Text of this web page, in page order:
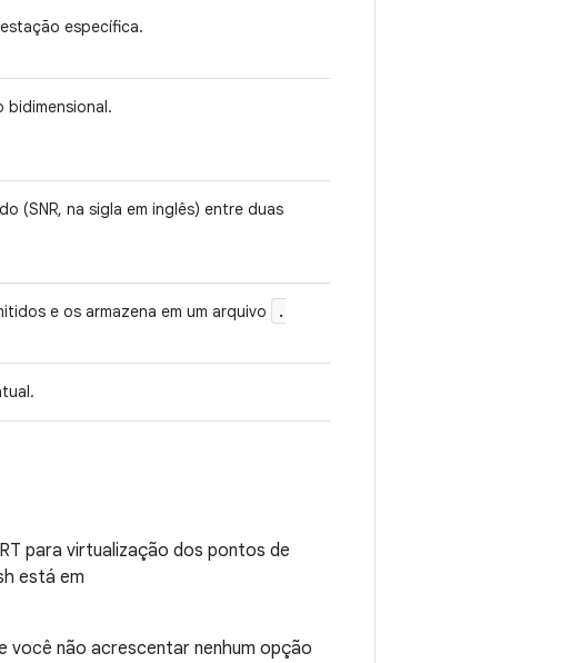
específica.
bidimensional.
(SNR, na sigla em inglês) entre duas
e os armazena em um arquivo
.
para virtualização dos pontos de
está em
você não acrescentar nenhum opção